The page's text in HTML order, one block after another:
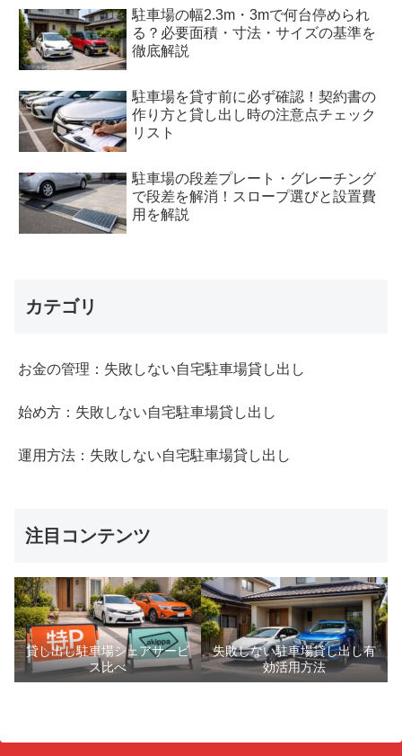
駐車場の幅2.3m・3mで何台停められ
る？必要面積・寸法・サイズの基準を
徹底解説
駐車場を貸す前に必ず確認！契約書の
作り方と貸し出し時の注意点チェック
リスト
駐車場の段差プレート・グレーチング
で段差を解消！スロープ選びと設置費
用を解説
カテゴリ
お金の管理：失敗しない自宅駐車場貸し出し
始め方：失敗しない自宅駐車場貸し出し
運用方法：失敗しない自宅駐車場貸し出し
注目コンテンツ
貸し出し駐車場シェアサービ
ス比べ
失敗しない駐車場貸し出し有
効活用方法